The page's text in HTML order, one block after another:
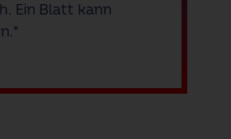
Ein Blatt kann